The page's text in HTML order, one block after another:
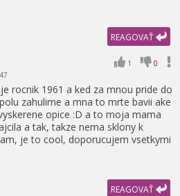
REAGOVAŤ
1 0
rocnik 1961 a ked za mnou pride do
zahulime a mna to mrte bavii ake
opice :D a to moja mama
a tak, takze nema sklony k
je to cool, doporucujem vsetkymi
REAGOVAŤ